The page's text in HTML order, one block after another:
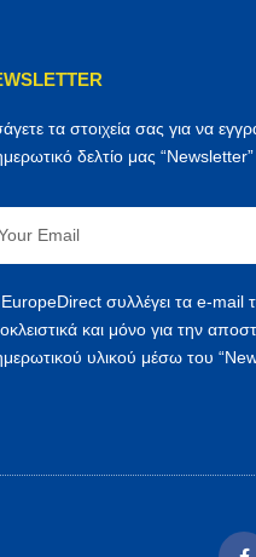
γ
τα στοιχεία σας για να
δελτίο μας “Newsletter”
συλλέγει τα e-mail
και μόνο για την
υλικού μέσω του
F